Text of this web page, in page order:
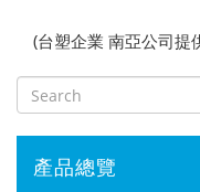
(台塑企業 南亞公司
產品總覽